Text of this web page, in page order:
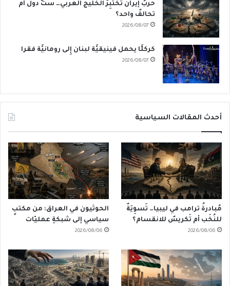
حربُ إيران تَختَبِرُ الخليج العربي… ستُّ دول أم
تحالفٌ واحد؟
2026/08/07
كركلَّا يحمل فينيقيَّة لبنان إِلى رومانيَّة فقرا
2026/08/07
أحدث المقالات السياسية
مُبادرةُ ترامب في ليبيا… تَسوِيَةٌ
للنُخَب أم تَكريسٌ للانقسام؟
2026/08/06
الحوثيون في العراق: من مكتبٍ
سياسي إلى شبكةِ عمليّات
2026/08/06